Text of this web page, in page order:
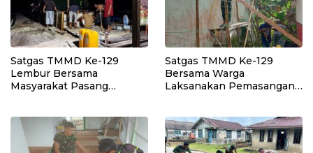
Ekonomi Warga
Satgas TMMD Ke-129
Lembur Bersama
Masyarakat Pasang
Satgas TMMD Ke-129
Bersama Warga
Laksanakan Pemasangan